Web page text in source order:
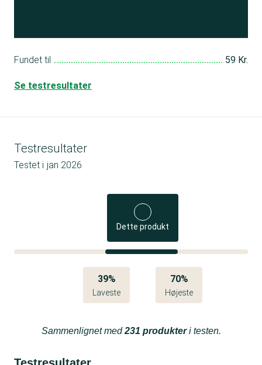
Fundet til 59 Kr.
Se testresultater
Testresultater
Testet i jan 2026
Dette produkt
39%
Laveste
70%
Højeste
Sammenlignet med231 produkteri testen.
Testresultater